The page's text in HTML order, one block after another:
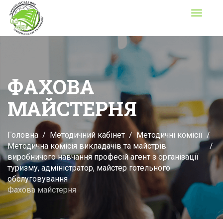
Toggle
ФАХОВА
МАЙСТЕРНЯ
Головна Методичний кабінет
Методичні комісії
Методична комісія викладачів та майстрів
виробничого навчання професій агент з організації
туризму, адміністратор, майстер готельного
обслуговування
Фахова майстерня